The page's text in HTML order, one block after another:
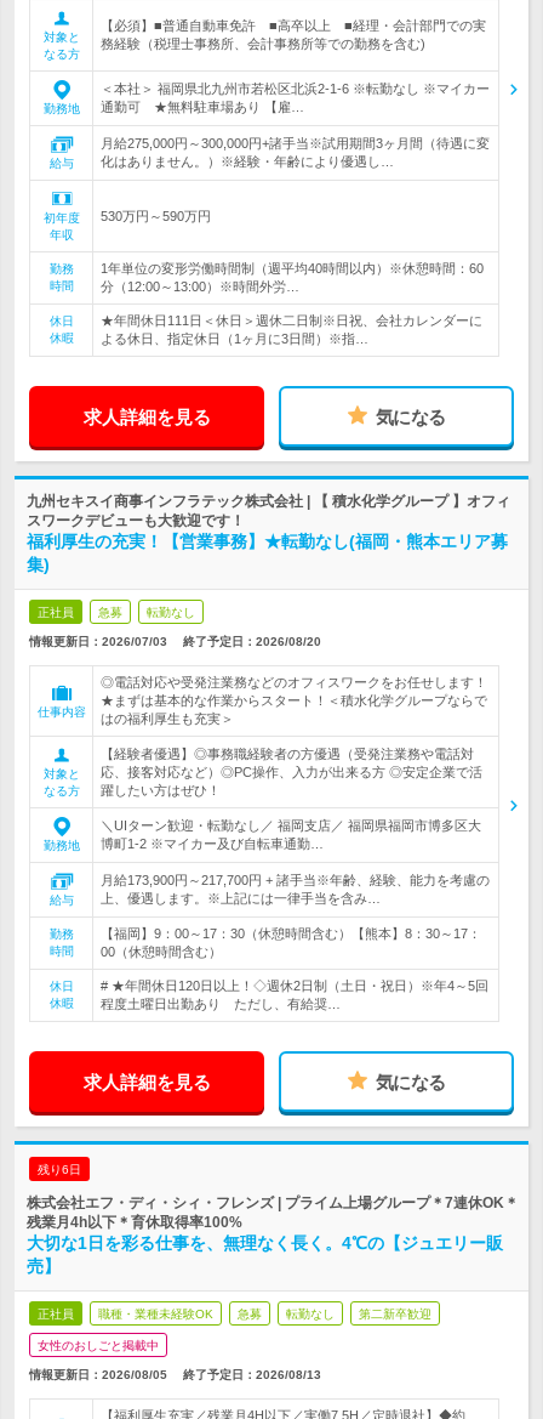
対象と
なる方
【必須】■普通自動車免許 ■高卒以上 ■経理・会計部門での実
務経験（税理士事務所、会計事務所等での勤務を含む)
勤務地
＜本社＞ 福岡県北九州市若松区北浜2-1-6 ※転勤なし ※マイカー
通勤可 ★無料駐車場あり 【雇…
給与
月給275,000円～300,000円+諸手当※試用期間3ヶ月間（待遇に変
化はありません。）※経験・年齢により優遇し…
初年度
年収
530万円～590万円
勤務
時間
1年単位の変形労働時間制（週平均40時間以内）※休憩時間：60
分（12:00～13:00）※時間外労…
休日
休暇
★年間休日111日＜休日＞週休二日制※日祝、会社カレンダーに
よる休日、指定休日（1ヶ月に3日間）※指…
求人詳細を見る 気になる
九州セキスイ商事インフラテック株式会社 | 【 積水化学グループ 】オフィ
スワークデビューも大歓迎です！
福利厚生の充実！【営業事務】★転勤なし(福岡・熊本エリア募
集)
正社員 急募 転勤なし
情報更新日：2026/07/03 終了予定日： 2026/08/20
仕事内容
◎電話対応や受発注業務などのオフィスワークをお任せします！
★まずは基本的な作業からスタート！＜積水化学グループならで
はの福利厚生も充実＞
対象と
なる方
【経験者優遇】◎事務職経験者の方優遇（受発注業務や電話対
応、接客対応など）◎PC操作、入力が出来る方 ◎安定企業で活
躍したい方はぜひ！
勤務地
＼UIターン歓迎・転勤なし／ 福岡支店／ 福岡県福岡市博多区大
博町1-2 ※マイカー及び自転車通勤…
給与
月給173,900円～217,700円 + 諸手当※年齢、経験、能力を考慮の
上、優遇します。※上記には一律手当を含み…
勤務
時間
【福岡】9：00～17：30（休憩時間含む）【熊本】8：30～17：
00（休憩時間含む）
休日
休暇
# ★年間休日120日以上！◇週休2日制（土日・祝日）※年4～5回
程度土曜日出勤あり ただし、有給奨…
求人詳細を見る 気になる
残り6日
株式会社エフ・ディ・シィ・フレンズ | プライム上場グループ＊7連休OK＊
残業月4h以下＊育休取得率100%
大切な1日を彩る仕事を、無理なく長く。4℃の【ジュエリー販
売】
正社員 職種・業種未経験OK 急募 転勤なし 第二新卒歓迎
女性のおしごと掲載中
情報更新日：2026/08/05 終了予定日： 2026/08/13
【福利厚生充実／残業月4H以下／実働7.5H／定時退社】◆約